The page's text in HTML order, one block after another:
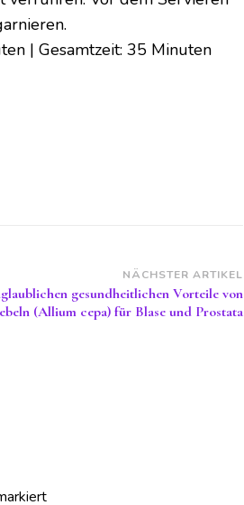
| Gesamtzeit: 35 Minuten
NÄCHSTER ARTIKEL
gesundheitlichen Vorteile von
(Allium cepa) für Blase und Prostata